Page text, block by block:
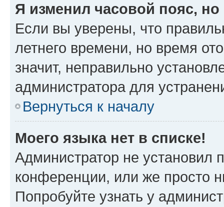
Я изменил часовой пояс,
Если вы уверены, что
летнего времени, но время
значит, неправильно
администратора для
Вернуться к началу
Моего языка нет в списке!
Администратор не установил
конференции, или же просто
Попробуйте узнать у